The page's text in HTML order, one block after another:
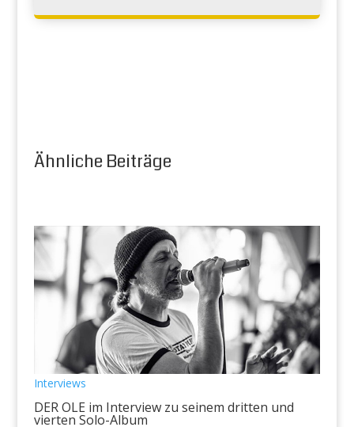
Ähnliche Beiträge
Interviews
DER OLE im Interview zu seinem dritten und
vierten Solo-Album